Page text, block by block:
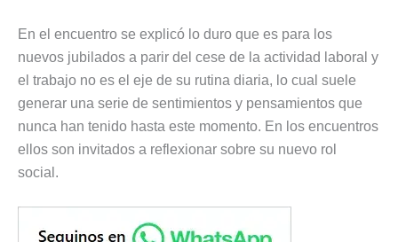
En el encuentro se explicó lo duro que es para los
nuevos jubilados a parir del cese de la actividad laboral y
el trabajo no es el eje de su rutina diaria, lo cual suele
generar una serie de sentimientos y pensamientos que
nunca han tenido hasta este momento. En los encuentros
ellos son invitados a reflexionar sobre su nuevo rol
social.